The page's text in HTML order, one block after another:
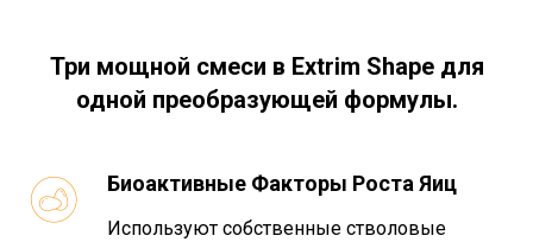
Три мощной смеси в Extrim Shapeдля
одной преобразующей формулы.
Биоактивные Факторы Роста Яиц
Используют собственные стволовые